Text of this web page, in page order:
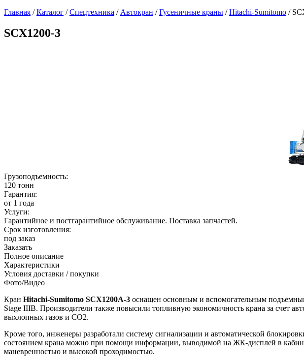
Главная /Каталог /Спецтехника / Автокран /Гусеничные краны /Hitachi-Sumitomo /
SCX1200-3
Грузоподъемность:
120 тонн
Гарантия:
от 1 года
Услуги:
Гарантийное и постгарантийное обслуживание. Поставка запчастей.
Срок изготовления:
под заказ
Заказать
Полное описание
Характеристики
Условия доставки / покупки
Фото/Видео
Кран Hitachi-Sumitomo SCX1200А-3 оснащен основным и вспомогательным
Stage IIIB. Производители также повысили топливную экономичность крана за счет
выхлопных газов и СО2.
Кроме того, инженеры разработали систему сигнализации и автоматической
состоянием крана можно при помощи информации, выводимой на ЖК-дисплей в
маневренностью и высокой проходимостью.